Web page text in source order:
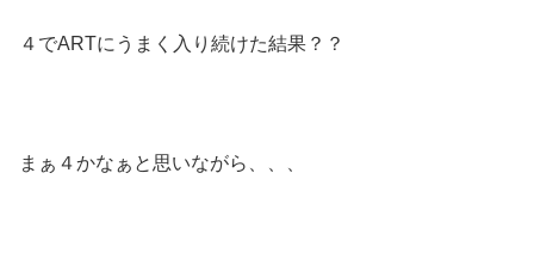
４でARTにうまく入り続けた結果？？
まぁ４かなぁと思いながら、、、